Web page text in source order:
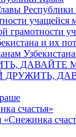
грамотности
«Снежинка